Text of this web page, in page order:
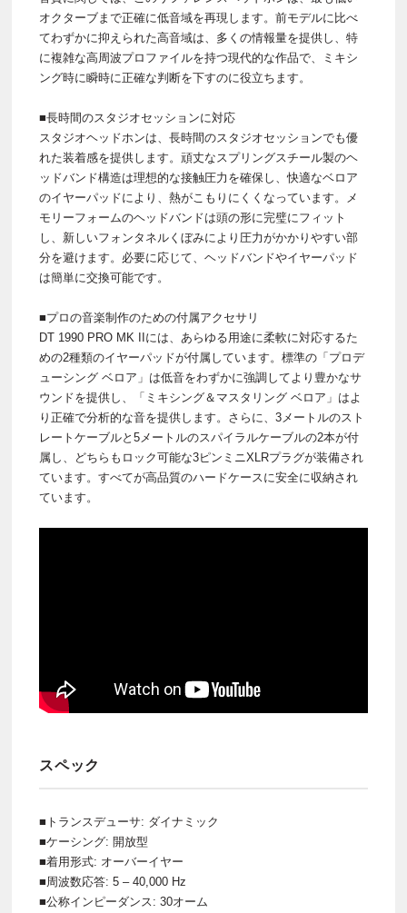
オクターブまで正確に低音域を再現します。前モデルに比べ
てわずかに抑えられた高音域は、多くの情報量を提供し、特
に複雑な高周波プロファイルを持つ現代的な作品で、ミキシ
ング時に瞬時に正確な判断を下すのに役立ちます。
■長時間のスタジオセッションに対応
スタジオヘッドホンは、長時間のスタジオセッションでも優
れた装着感を提供します。頑丈なスプリングスチール製のヘ
ッドバンド構造は理想的な接触圧力を確保し、快適なベロア
のイヤーパッドにより、熱がこもりにくくなっています。メ
モリーフォームのヘッドバンドは頭の形に完璧にフィット
し、新しいフォンタネルくぼみにより圧力がかかりやすい部
分を避けます。必要に応じて、ヘッドバンドやイヤーパッド
は簡単に交換可能です。
■プロの音楽制作のための付属アクセサリ
DT 1990 PRO MK IIには、あらゆる用途に柔軟に対応するた
めの2種類のイヤーパッドが付属しています。標準の「プロデ
ューシング ベロア」は低音をわずかに強調してより豊かなサ
ウンドを提供し、「ミキシング＆マスタリング ベロア」はよ
り正確で分析的な音を提供します。さらに、3メートルのスト
レートケーブルと5メートルのスパイラルケーブルの2本が付
属し、どちらもロック可能な3ピンミニXLRプラグが装備され
ています。すべてが高品質のハードケースに安全に収納され
ています。
スペック
■トランスデューサ: ダイナミック
■ケーシング: 開放型
■着用形式: オーバーイヤー
■周波数応答: 5 – 40,000 Hz
■公称インピーダンス: 30オーム